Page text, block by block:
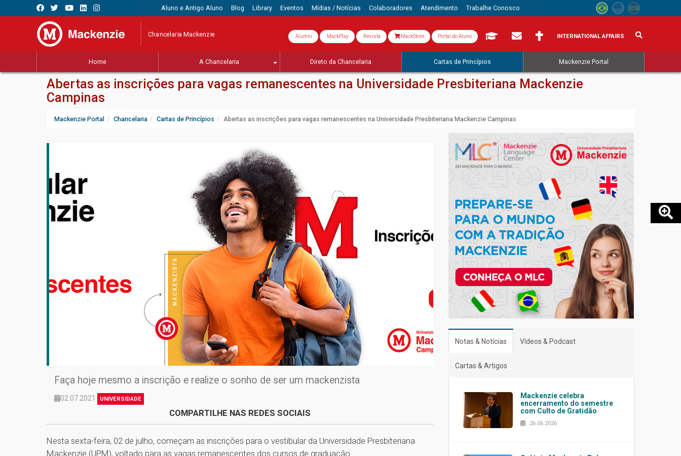
Aluno e Antigo Aluno Blog Library Eventos Mídias / Notícias Colaboradores Atendimento Trabalhe Conosco
Chancelaria Mackenzie Alumni MackPlay Revista MackStore Portal do Aluno INTERNATIONAL AFFAIRS
Home A Chancelaria Direto da Chancelaria Cartas de Princípios Mackenzie Portal
Abertas as inscrições para vagas remanescentes na Universidade Presbiteriana Mackenzie
Campinas
Mackenzie Portal Chancelaria Cartas de Princípios Abertas as inscrições para vagas remanescentes na Universidade Presbiteriana Mackenzie Campinas
Faça hoje mesmo a inscrição e realize o sonho de ser um mackenzista
02.07.2021 UNIVERSIDADE
COMPARTILHE NAS REDES SOCIAIS
Nesta sexta-feira, 02 de julho, começam as inscrições para o vestibular da Universidade Presbiteriana
Mackenzie (UPM), voltado para as vagas remanescentes dos cursos de graduação
Notas & Notícias Vídeos & Podcast
Cartas & Artigos
Mackenzie celebra
encerramento do semestre
com Culto de Gratidão
26.06.2026